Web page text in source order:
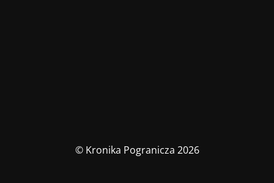
© Kronika Pogranicza 2026